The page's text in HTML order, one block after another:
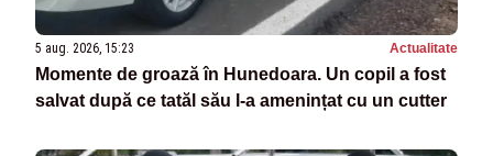
5 aug. 2026, 15:23 Actualitate
Momente de groază în Hunedoara. Un copil a fost
salvat după ce tatăl său l-a amenințat cu un cutter